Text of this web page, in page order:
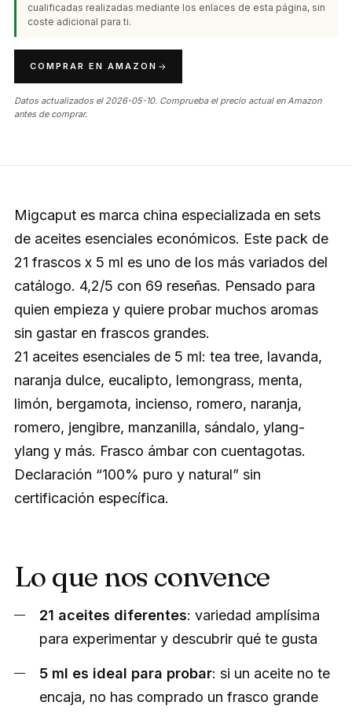
cualificadas realizadas mediante los enlaces de esta página, sin
coste adicional para ti.
COMPRAR EN AMAZON
Datos actualizados el 2026-05-10. Comprueba el precio actual en Amazon
antes de comprar.
Migcaput es marca china especializada en sets
de aceites esenciales económicos. Este pack de
21 frascos x 5 ml es uno de los más variados del
catálogo. 4,2/5 con 69 reseñas. Pensado para
quien empieza y quiere probar muchos aromas
sin gastar en frascos grandes.
21 aceites esenciales de 5 ml: tea tree, lavanda,
naranja dulce, eucalipto, lemongrass, menta,
limón, bergamota, incienso, romero, naranja,
romero, jengibre, manzanilla, sándalo, ylang-
ylang y más. Frasco ámbar con cuentagotas.
Declaración “100% puro y natural” sin
certificación específica.
Lo que nos convence
21 aceites diferentes: variedad amplísima
para experimentar y descubrir qué te gusta
5 ml es ideal para probar: si un aceite no te
encaja, no has comprado un frasco grande